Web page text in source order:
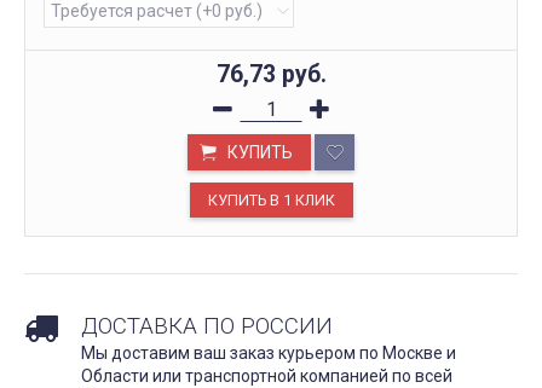
76,73 руб.
КУПИТЬ
ДОСТАВКА ПО РОССИИ
Мы доставим ваш заказ курьером по Москве и
Области или транспортной компанией по всей